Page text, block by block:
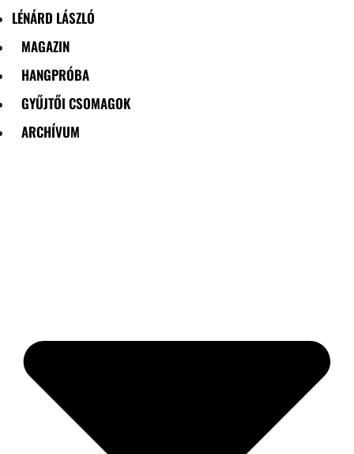
LÉNÁRD LÁSZLÓ
MAGAZIN
HANGPRÓBA
GYŰJTŐI CSOMAGOK
ARCHÍVUM